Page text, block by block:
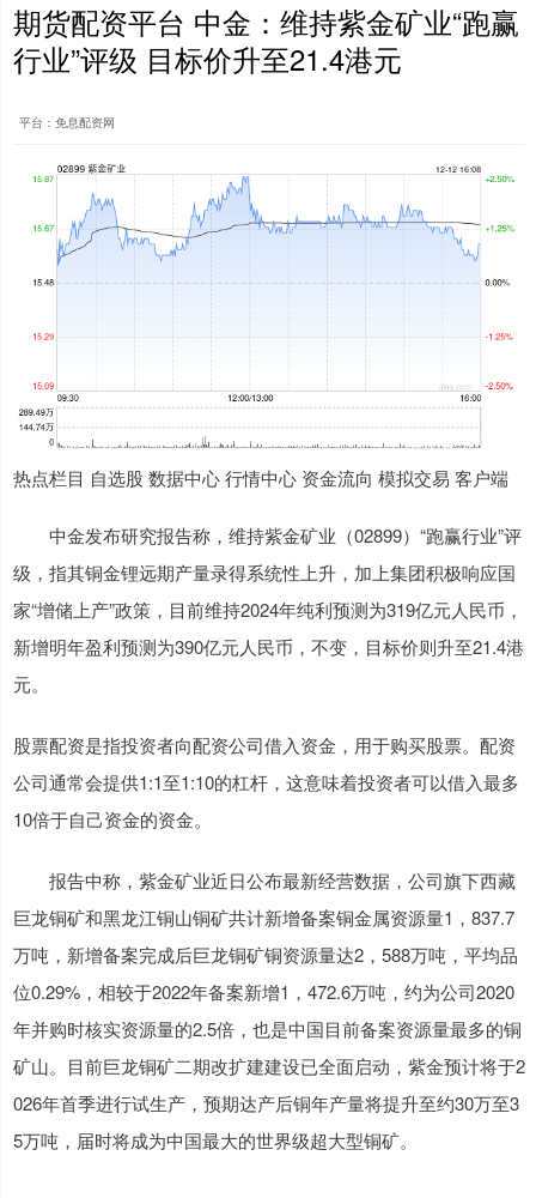
期货配资平台 中金：维持紫金矿业“跑赢
行业”评级 目标价升至21.4港元
平台：免息配资网
热点栏目 自选股 数据中心 行情中心 资金流向 模拟交易 客户端
中金发布研究报告称，维持紫金矿业（02899）“跑赢行业”评
级，指其铜金锂远期产量录得系统性上升，加上集团积极响应国
家“增储上产”政策，目前维持2024年纯利预测为319亿元人民币，
新增明年盈利预测为390亿元人民币，不变，目标价则升至21.4港
元。
股票配资是指投资者向配资公司借入资金，用于购买股票。配资
公司通常会提供1:1至1:10的杠杆，这意味着投资者可以借入最多
10倍于自己资金的资金。
报告中称，紫金矿业近日公布最新经营数据，公司旗下西藏
巨龙铜矿和黑龙江铜山铜矿共计新增备案铜金属资源量1，837.7
万吨，新增备案完成后巨龙铜矿铜资源量达2，588万吨，平均品
位0.29%，相较于2022年备案新增1，472.6万吨，约为公司2020
年并购时核实资源量的2.5倍，也是中国目前备案资源量最多的铜
矿山。目前巨龙铜矿二期改扩建建设已全面启动，紫金预计将于2
026年首季进行试生产，预期达产后铜年产量将提升至约30万至3
5万吨，届时将成为中国最大的世界级超大型铜矿。